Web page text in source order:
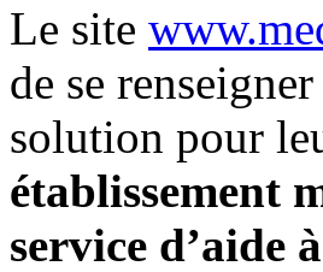
Le site
de se
solution pour
établissement
service d’aide